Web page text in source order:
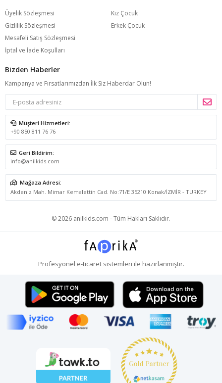
Üyelik Sözleşmesi
Gizlilik Sözleşmesi
Mesafeli Satış Sözleşmesi
İptal ve İade Koşulları
Kız Çocuk
Erkek Çocuk
Bizden Haberler
Kampanya ve Fırsatlarımızdan İlk Siz Haberdar Olun!
Müşteri Hizmetleri:
+90 850 811 76 76
Geri Bildirim:
info@anilkids.com
Mağaza Adresi:
Akdeniz Mah. Mimar Kemalettin Cad. No:71/E 35210 Konak/İZMİR - TURKEY
© 2026 anilkids.com - Tüm Hakları Saklıdır.
Profesyonel e-ticaretsistemleri ile hazırlanmıştır.